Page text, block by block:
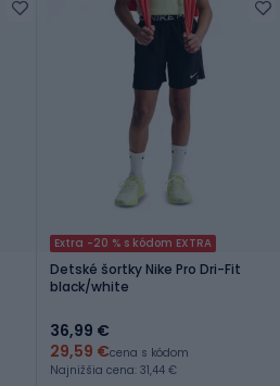
Extra -20 % s kódom EXTRA
Detské šortky Nike Pro Dri-Fit
black/white
36,99 €
29,59 €cena s kódom
Najnižšia cena: 31,44 €